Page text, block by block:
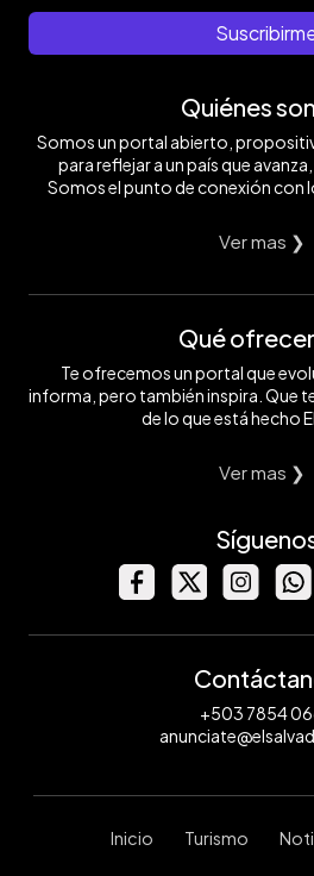
Quiénes
Somos un portal abierto,
para reflejar a un país que
Somos el punto de conexión con
Ver mas ❯
Qué
Te ofrecemos un portal que
informa, pero también inspira. Que
de lo que está hecho
Ver mas ❯
+503 7854
Inicio Turismo